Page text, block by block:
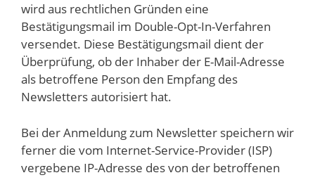
wird aus rechtlichen Gründen eine
Bestätigungsmail im Double-Opt-In-Verfahren
versendet. Diese Bestätigungsmail dient der
Überprüfung, ob der Inhaber der E-Mail-Adresse
als betroffene Person den Empfang des
Newsletters autorisiert hat.
Bei der Anmeldung zum Newsletter speichern wir
ferner die vom Internet-Service-Provider (ISP)
vergebene IP-Adresse des von der betroffenen